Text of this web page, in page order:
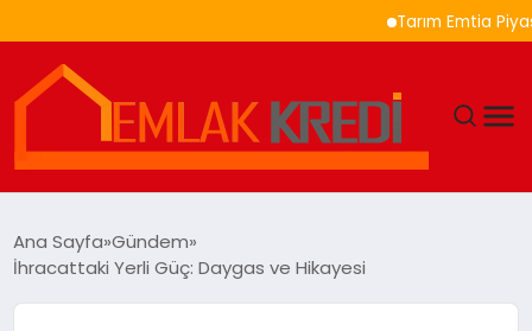
Tarım Emtia
Ana Sayfa Gündem
İhracattaki Yerli Güç: Daygas ve Hikayesi